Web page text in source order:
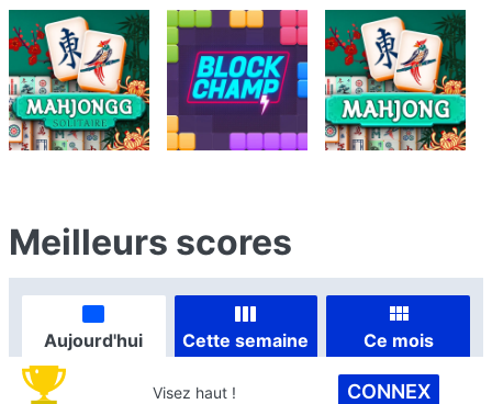
Meilleurs scores
Aujourd'hui Cette semaine Ce mois
Visez haut ! CONNEX